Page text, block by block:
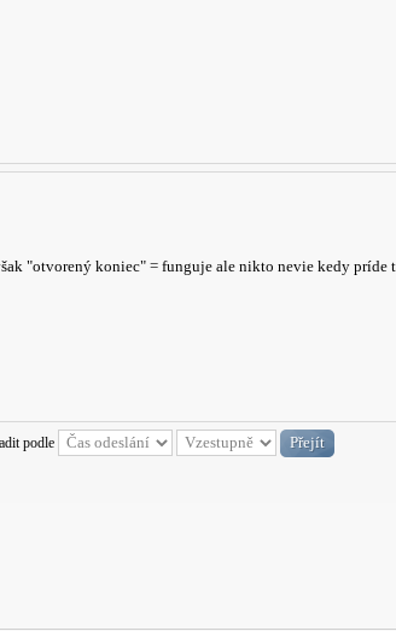
"otvorený koniec" = funguje ale nikto nevie kedy
podle